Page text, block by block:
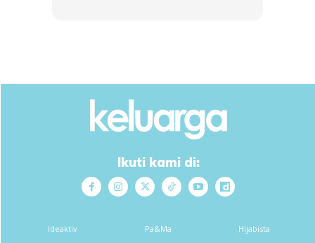
Ikuti kami di:
Ideaktiv Pa&Ma Hijabista